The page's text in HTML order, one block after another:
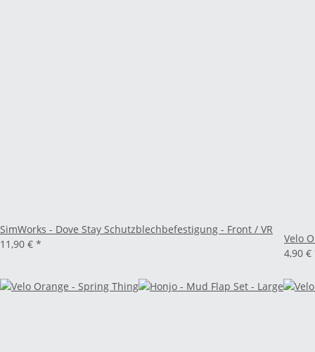
SimWorks - Dove Stay Schutzblechbefestigung - Front / VR
11,90 € *
Velo
4,90 €